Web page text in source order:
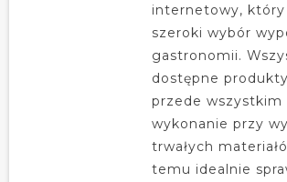
internetowy,
szeroki wybór
gastronomii.
dostępne
przede wszystkim
wykonanie przy
trwałych
temu idealnie